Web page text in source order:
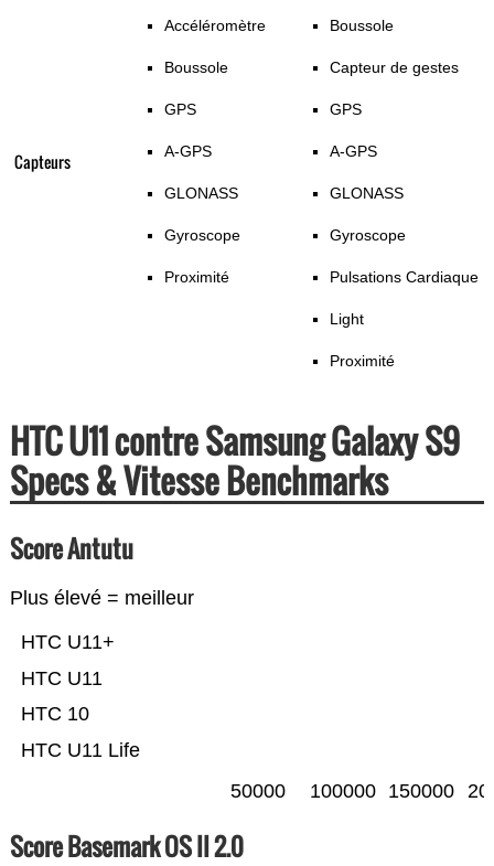
Capteurs
Accéléromètre
Boussole
GPS
A-GPS
GLONASS
Gyroscope
Proximité
Boussole
Capteur de gestes
GPS
A-GPS
GLONASS
Gyroscope
Pulsations Cardiaque
Light
Proximité
HTC U11 contre Samsung Galaxy S9
Specs & Vitesse Benchmarks
Score Antutu
Plus élevé = meilleur
HTC U11 Life
HTC 10
HTC U11
HTC U11+
50000 100000 150000
Score Basemark OS II 2.0